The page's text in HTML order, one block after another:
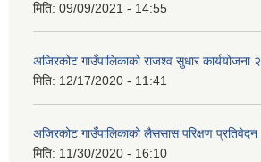
मिति: 09/09/2021 - 14:55
अजिरकोट गाउँपालिकाको राजश्व सुधार कार्ययोजना
मिति: 12/17/2020 - 11:41
अजिरकोट गाउँपालिकाको लैससास परिक्षण प्रतिवेदन
मिति: 11/30/2020 - 16:10